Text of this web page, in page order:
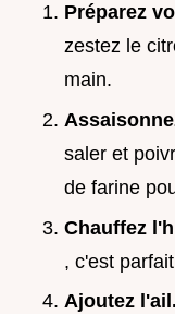
Préparez
zestez le
main.
saler et
de farine
Chauffez
, c'est
Ajoutez l'ail.